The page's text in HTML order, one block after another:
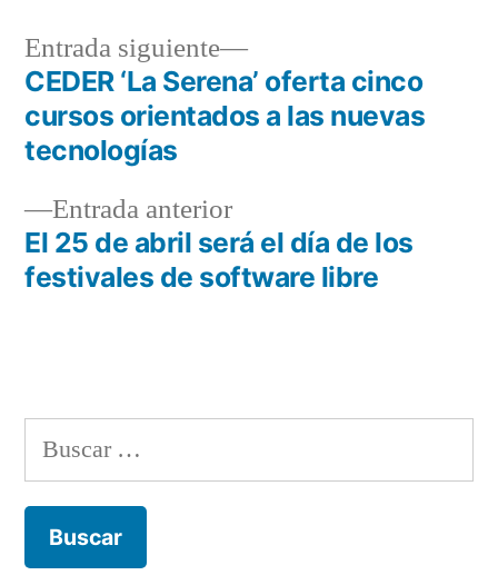
Navegación
de
entradas
Entrada anteriorEntrada
anterior:
El 25 de abril será el día de los
festivales de software libre
Entrada siguiente
Entrada
siguiente:
CEDER ‘La Serena’ oferta cinco
cursos orientados a las nuevas
tecnologías
Buscar: